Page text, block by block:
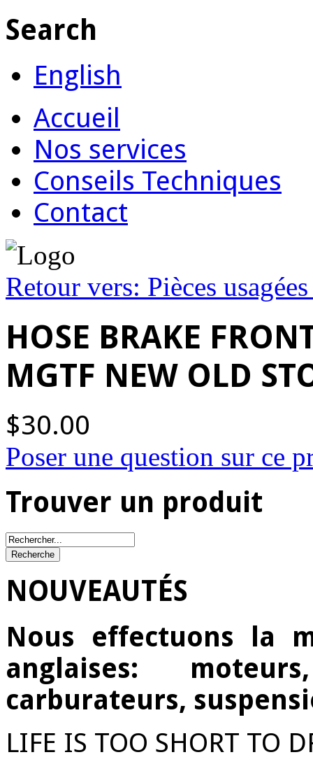
Search
English
Accueil
Nos services
Conseils Techniques
Contact
Retour vers: Pièces
HOSE BRAKE
MGTF NEW OLD
$30.00
Poser une question sur ce
Trouver un produit
NOUVEAUTÉS
Nous effectuons la
anglaises:
carburateurs,
LIFE IS TOO SHORT TO